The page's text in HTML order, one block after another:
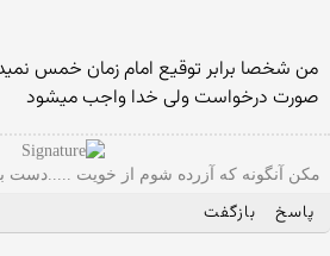
من شخصا برابر توقیع امام زمان خمس
صورت درخواست ولی خدا واجب میشود
مکن آنگونه که آزرده شوم از خویت .....دست
پاسخ بازگفت